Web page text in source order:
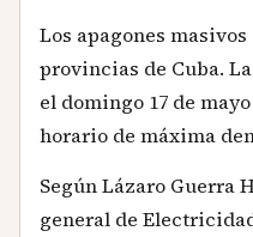
Los apagones
provincias de Cuba.
el domingo 17 de
horario de máxima
Según Lázaro Guerra
general de